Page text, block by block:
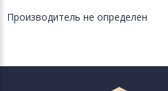
Производитель не определен